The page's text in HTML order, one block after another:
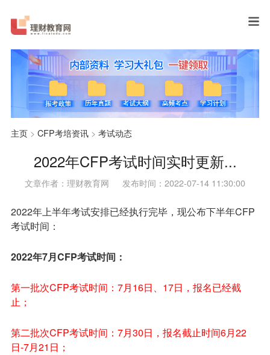
主页> CFP考培资讯> 考试动态
2022年CFP考试时间实时更新...
文章作者：理财教育网 发布时间：2022-07-14 11:30:00
2022年上半年考试安排已经执行完毕，现公布下半年CFP
考试时间：
2022年7月CFP考试时间：
第一批次CFP考试时间：7月16日、17日，报名已经截
止；
第二批次CFP考试时间：7月30日，报名截止时间6月22
日-7月21日；